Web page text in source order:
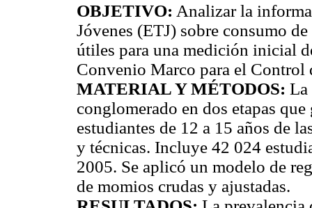
OBJETIVO: Analizar la
Jóvenes (ETJ) sobre consumo
útiles para una medición inicial
Convenio Marco para el Control
MATERIAL Y MÉTODOS: La
conglomerado en dos etapas
estudiantes de 12 a 15 años de
y técnicas. Incluye 42 024
2005. Se aplicó un modelo de
de momios crudas y ajustadas.